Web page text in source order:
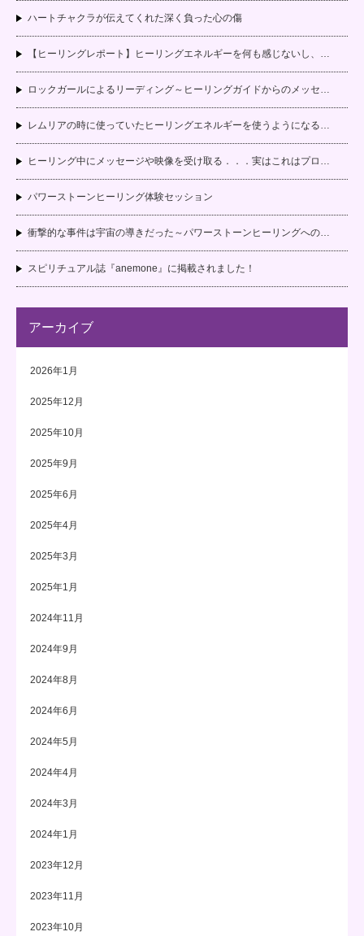
ハートチャクラが伝えてくれた深く負った心の傷
【ヒーリングレポート】ヒーリングエネルギーを何も感じないし、…
ロックガールによるリーディング～ヒーリングガイドからのメッセ…
レムリアの時に使っていたヒーリングエネルギーを使うようになる…
ヒーリング中にメッセージや映像を受け取る．．．実はこれはプロ…
パワーストーンヒーリング体験セッション
衝撃的な事件は宇宙の導きだった～パワーストーンヒーリングへの…
スピリチュアル誌『anemone』に掲載されました！
アーカイブ
2026年1月
2025年12月
2025年10月
2025年9月
2025年6月
2025年4月
2025年3月
2025年1月
2024年11月
2024年9月
2024年8月
2024年6月
2024年5月
2024年4月
2024年3月
2024年1月
2023年12月
2023年11月
2023年10月